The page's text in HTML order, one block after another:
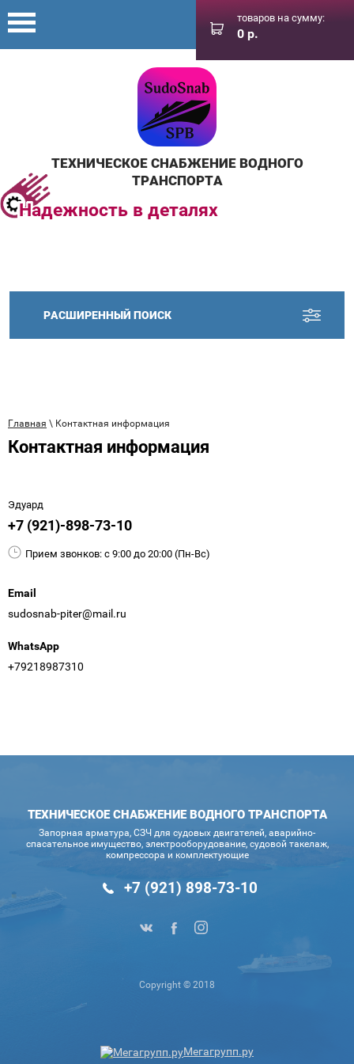
товаров на сумму:
0 р.
ТЕХНИЧЕСКОЕ СНАБЖЕНИЕ ВОДНОГО
ТРАНСПОРТА
Надежность в деталях
РАСШИРЕННЫЙ ПОИСК
Главная \ Контактная информация
Контактная информация
Эдуард
+7 (921)-898-73-10
Прием звонков: с 9:00 до 20:00 (Пн-Вс)
Email
sudosnab-piter@mail.ru
WhatsApp
+79218987310
ТЕХНИЧЕСКОЕ СНАБЖЕНИЕ ВОДНОГО ТРАНСПОРТА
Запорная арматура, СЗЧ для судовых двигателей, аварийно-
спасательное имущество, электрооборудование, судовой такелаж,
компрессора и комплектующие
+7 (921) 898-73-10
Copyright © 2018
Мегагрупп.ру